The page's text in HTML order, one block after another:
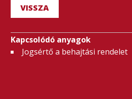
VISSZA
Kapcsolódó anyagok
Jogsértő a behajtási rendelet